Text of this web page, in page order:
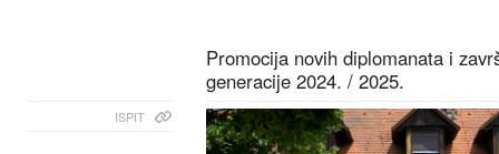
Promocija novih diplomanata i
generacije 2024. / 2025.
ISPIT